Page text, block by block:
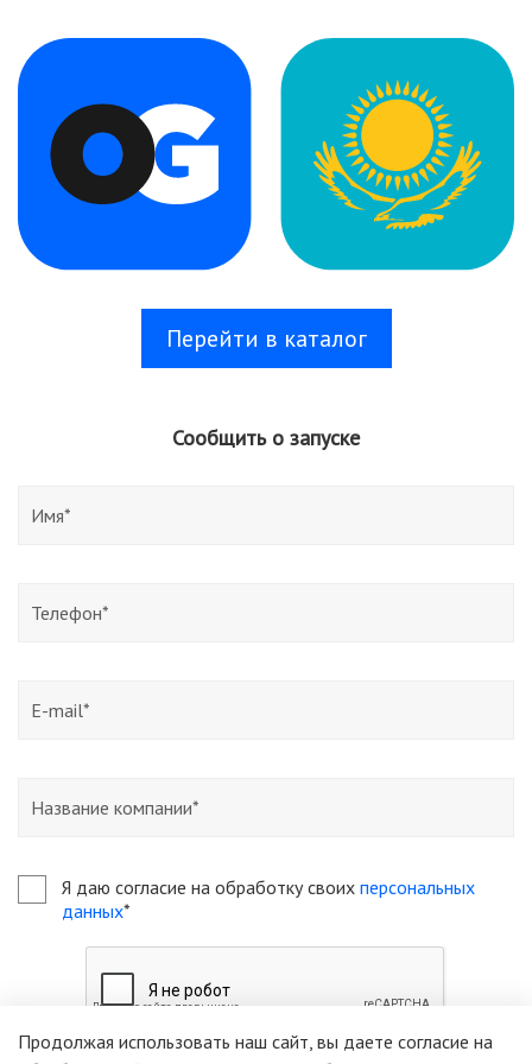
Перейти в каталог
Сообщить о запуске
Я даю согласие на обработку своих персональных
данных*
Продолжая использовать наш сайт, вы даете согласие на